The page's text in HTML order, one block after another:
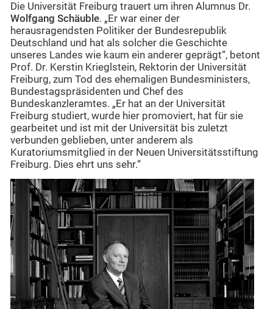
Die Universität Freiburg trauert um ihren Alumnus Dr.
Wolfgang Schäuble. „Er war einer der
herausragendsten Politiker der Bundesrepublik
Deutschland und hat als solcher die Geschichte
unseres Landes wie kaum ein anderer geprägt“, betont
Prof. Dr. Kerstin Krieglstein, Rektorin der Universität
Freiburg, zum Tod des ehemaligen Bundesministers,
Bundestagspräsidenten und Chef des
Bundeskanzleramtes. „Er hat an der Universität
Freiburg studiert, wurde hier promoviert, hat für sie
gearbeitet und ist mit der Universität bis zuletzt
verbunden geblieben, unter anderem als
Kuratoriumsmitglied in der Neuen Universitätsstiftung
Freiburg. Dies ehrt uns sehr.“